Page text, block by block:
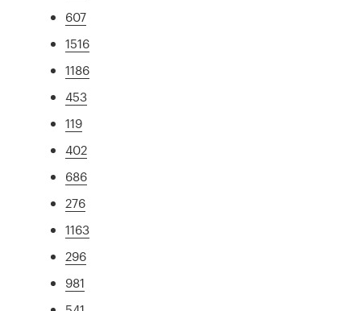
607
1516
1186
453
119
402
686
276
1163
296
981